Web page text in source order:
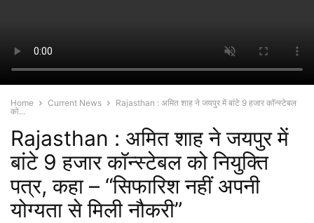
Home Current News
Rajasthan : अमित शाह ने जयपुर में बांटे 9 हजार कॉन्स्टेबल
को...
Rajasthan : अमित शाह ने जयपुर में
बांटे 9 हजार कॉन्स्टेबल को नियुक्ति
पत्र, कहा – “सिफारिश नहीं अपनी
योग्यता से मिली नौकरी”